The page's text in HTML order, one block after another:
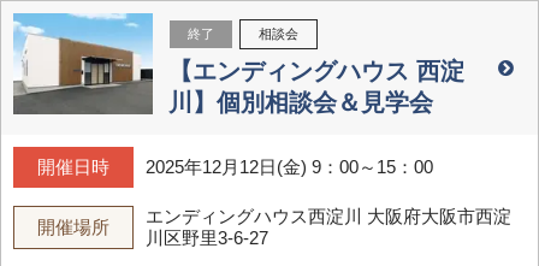
終了 相談会
【エンディングハウス 西淀
川】個別相談会＆見学会
開催日時 2025年12月12日(金) 9：00～15：00
開催場所
エンディングハウス西淀川
大阪府大阪市西淀
川区野里3-6-27